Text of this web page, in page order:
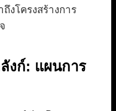
งโครงสร้างการ
ลังก์: แผนการ